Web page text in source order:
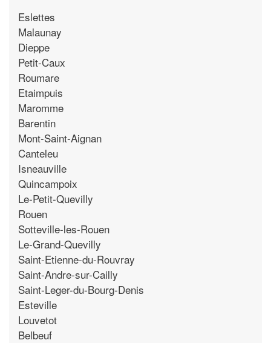
Eslettes
Malaunay
Dieppe
Petit-Caux
Roumare
Etaimpuis
Maromme
Barentin
Mont-Saint-Aignan
Canteleu
Isneauville
Quincampoix
Le-Petit-Quevilly
Rouen
Sotteville-les-Rouen
Le-Grand-Quevilly
Saint-Etienne-du-Rouvray
Saint-Andre-sur-Cailly
Saint-Leger-du-Bourg-Denis
Esteville
Louvetot
Belbeuf